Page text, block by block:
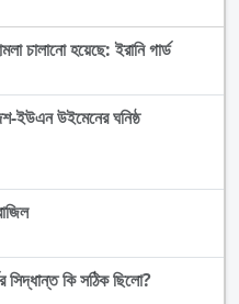
চালানো হয়েছে: ইরানি গার্ড
ইউএন উইমেনের ঘনিষ্ঠ
সিদ্ধান্ত কি সঠিক ছিলো?